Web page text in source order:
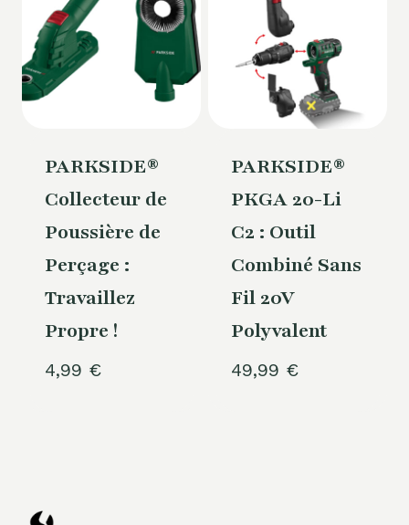
PARKSIDE®
Collecteur de
Poussière de
Perçage :
Travaillez
Propre !
4,99 €
PARKSIDE®
PKGA 20-Li
C2 : Outil
Combiné Sans
Fil 20V
Polyvalent
49,99 €